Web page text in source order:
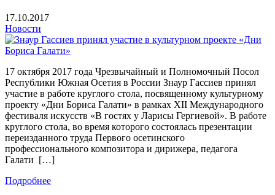
17.10.2017
Новости
17 октября 2017 года Чрезвычайный и Полномочный Посол
Республики Южная Осетия в России Знаур Гассиев принял
участие в работе круглого стола, посвященному культурному
проекту «Дни Бориса Галати» в рамках XII Международного
фестиваля искусств «В гостях у Ларисы Гергиевой». В работе
круглого стола, во время которого состоялась презентации
переизданного труда Первого осетинского
профессионального композитора и дирижера, педагога
Галати […]
Подробнее